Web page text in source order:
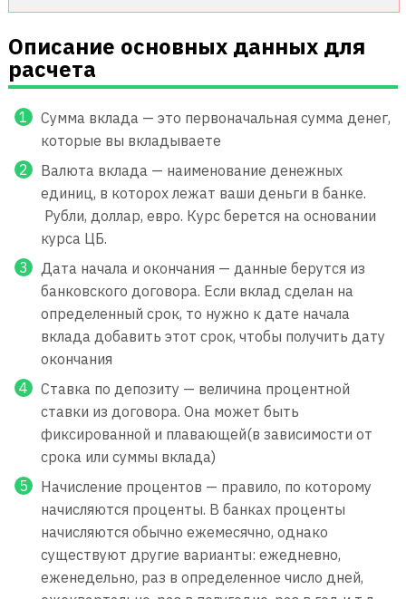
Описание основных данных для
расчета
Сумма вклада — это первоначальная сумма денег,
которые вы вкладываете
Валюта вклада — наименование денежных
единиц, в которох лежат ваши деньги в банке.
Рубли, доллар, евро. Курс берется на основании
курса ЦБ.
Дата начала и окончания — данные берутся из
банковского договора. Если вклад сделан на
определенный срок, то нужно к дате начала
вклада добавить этот срок, чтобы получить дату
окончания
Ставка по депозиту — величина процентной
ставки из договора. Она может быть
фиксированной и плавающей(в зависимости от
срока или суммы вклада)
Начисление процентов — правило, по которому
начисляются проценты. В банках проценты
начисляются обычно ежемесячно, однако
существуют другие варианты: ежедневно,
еженедельно, раз в определенное число дней,